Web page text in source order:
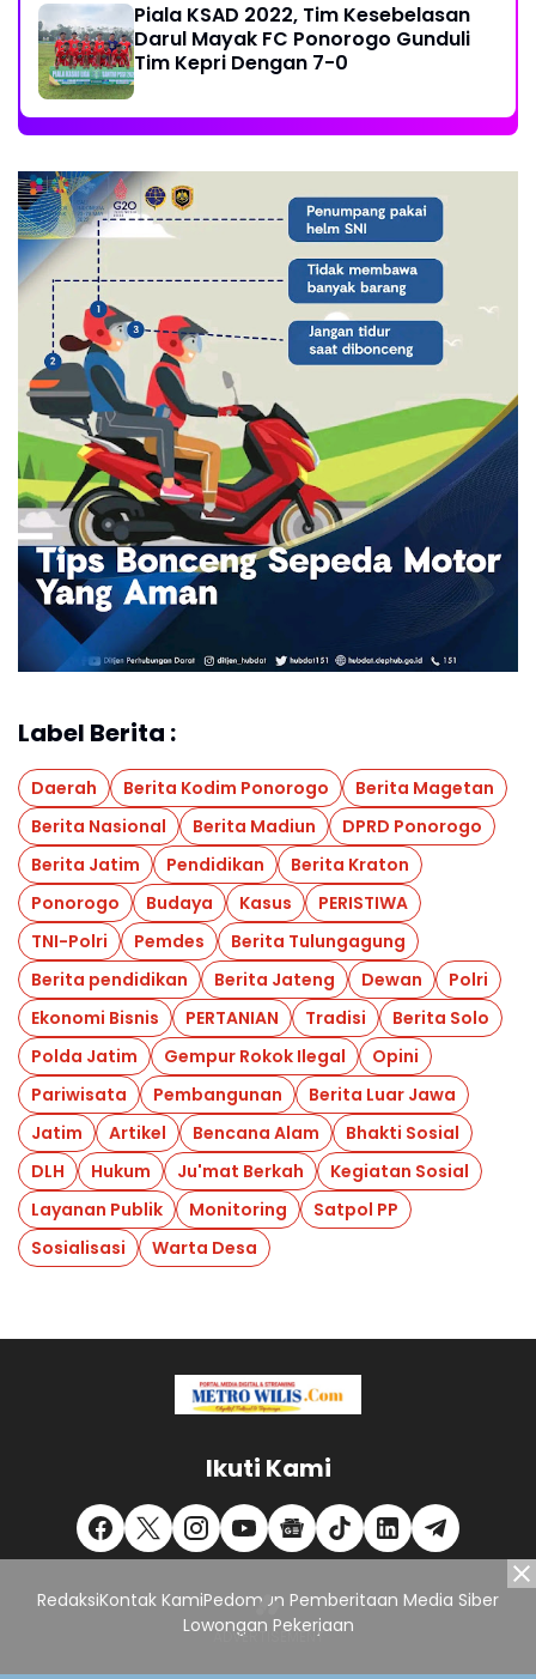
Piala KSAD 2022, Tim Kesebelasan
Darul Mayak FC Ponorogo Gunduli
Tim Kepri Dengan 7-0
Label Berita :
Daerah Berita Kodim Ponorogo
Berita Magetan
Berita Nasional
Berita Madiun
DPRD Ponorogo
Berita Jatim
Pendidikan
Berita Kraton
Ponorogo
Budaya Kasus
PERISTIWA
TNI-Polri
Pemdes
Berita Tulungagung
Berita pendidikan
Berita Jateng Dewan
Polri
Ekonomi Bisnis
PERTANIAN Tradisi
Berita Solo
Polda Jatim
Gempur Rokok Ilegal
Opini
Pariwisata
Pembangunan
Berita Luar Jawa
Jatim
Artikel Bencana Alam
Bhakti Sosial
DLH
Hukum Ju'mat Berkah
Kegiatan Sosial
Layanan Publik
Monitoring
Satpol PP
Sosialisasi
Warta Desa
Ikuti Kami
RedaksiKontak KamiPedoman Pemberitaan Media Siber
Lowongan Pekerjaan